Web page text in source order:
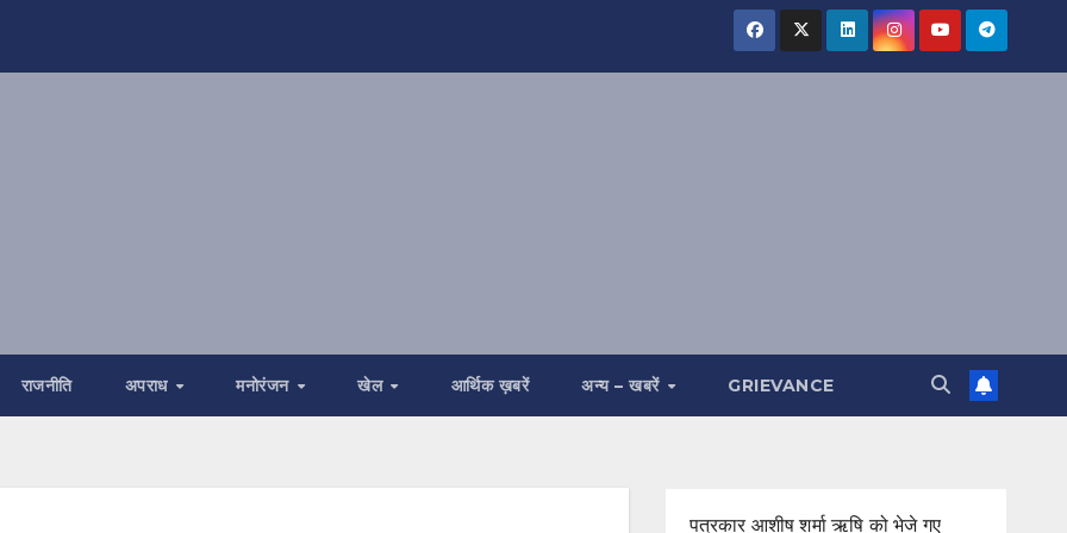
राजनीति अपराध मनोरंजन खेल आर्थिक ख़बरें अन्य – खबरें GRIEVANCE
पत्रकार आशीष शर्मा ऋषि को भेजे गए